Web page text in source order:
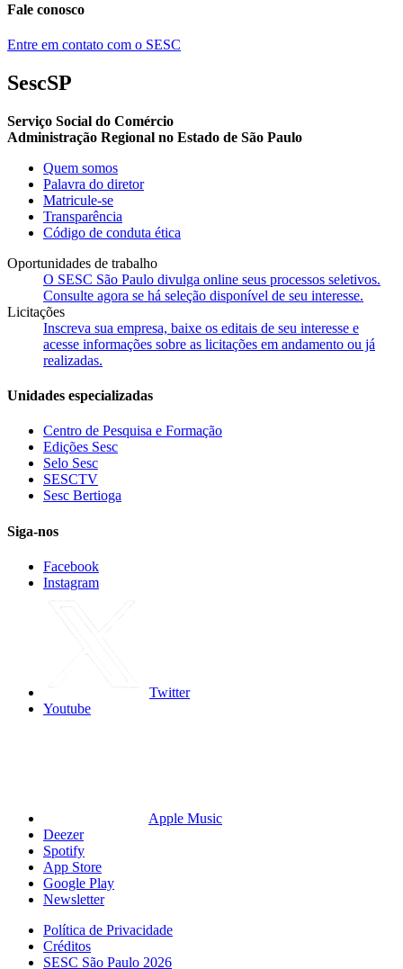
Fale conosco
Entre em contato com o SESC
SescSP
Serviço Social do Comércio
Administração Regional no Estado de São Paulo
Quem somos
Palavra do diretor
Matricule-se
Transparência
Código de conduta ética
Oportunidades de trabalho
O SESC São Paulo divulga online seus processos seletivos.
Consulte agora se há seleção disponível de seu interesse.
Licitações
Inscreva sua empresa, baixe os editais de seu interesse e
acesse informações sobre as licitações em andamento ou já
realizadas.
Unidades especializadas
Centro de Pesquisa e Formação
Edições Sesc
Selo Sesc
SESCTV
Sesc Bertioga
Siga-nos
Facebook
Instagram
Twitter
Youtube
Apple Music
Deezer
Spotify
App Store
Google Play
Newsletter
Política de Privacidade
Créditos
SESC São Paulo 2026